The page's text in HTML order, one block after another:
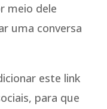
meio dele
uma conversa
este link
para que